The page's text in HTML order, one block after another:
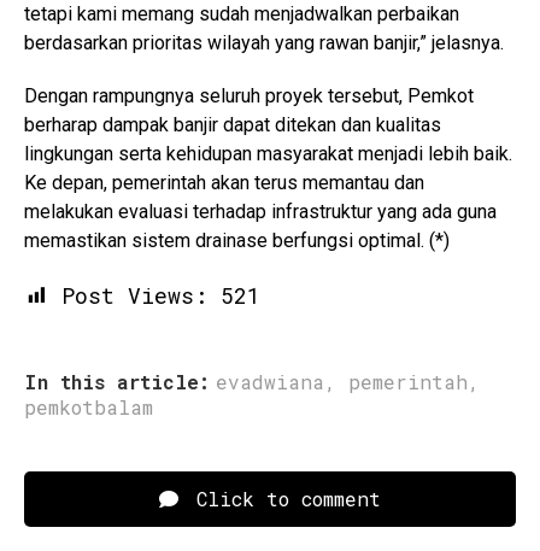
tetapi kami memang sudah menjadwalkan perbaikan
berdasarkan prioritas wilayah yang rawan banjir,” jelasnya.
Dengan rampungnya seluruh proyek tersebut, Pemkot
berharap dampak banjir dapat ditekan dan kualitas
lingkungan serta kehidupan masyarakat menjadi lebih baik.
Ke depan, pemerintah akan terus memantau dan
melakukan evaluasi terhadap infrastruktur yang ada guna
memastikan sistem drainase berfungsi optimal. (*)
Post Views: 521
In this article: evadwiana , pemerintah,
pemkotbalam
Click to comment